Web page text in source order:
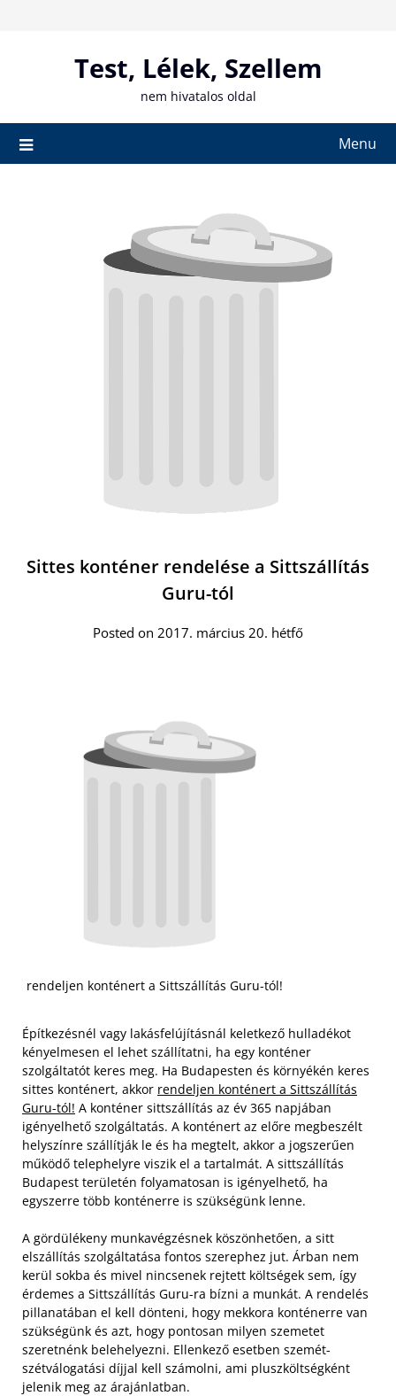
Test, Lélek, Szellem
nem hivatalos oldal
Menu
Sittes konténer rendelése a Sittszállítás
Guru-tól
Posted on 2017. március 20. hétfő
rendeljen konténert a Sittszállítás Guru-tól!
Építkezésnél vagy lakásfelújításnál keletkező hulladékot
kényelmesen el lehet szállítatni, ha egy konténer
szolgáltatót keres meg. Ha Budapesten és környékén keres
sittes konténert, akkor rendeljen konténert a Sittszállítás
Guru-tól! A konténer sittszállítás az év 365 napjában
igényelhető szolgáltatás. A konténert az előre megbeszélt
helyszínre szállítják le és ha megtelt, akkor a jogszerűen
működő telephelyre viszik el a tartalmát. A sittszállítás
Budapest területén folyamatosan is igényelhető, ha
egyszerre több konténerre is szükségünk lenne.
A gördülékeny munkavégzésnek köszönhetően, a sitt
elszállítás szolgáltatása fontos szerephez jut. Árban nem
kerül sokba és mivel nincsenek rejtett költségek sem, így
érdemes a Sittszállítás Guru-ra bízni a munkát. A rendelés
pillanatában el kell dönteni, hogy mekkora konténerre van
szükségünk és azt, hogy pontosan milyen szemetet
szeretnénk belehelyezni. Ellenkező esetben szemét-
szétválogatási díjjal kell számolni, ami pluszköltségként
jelenik meg az árajánlatban.